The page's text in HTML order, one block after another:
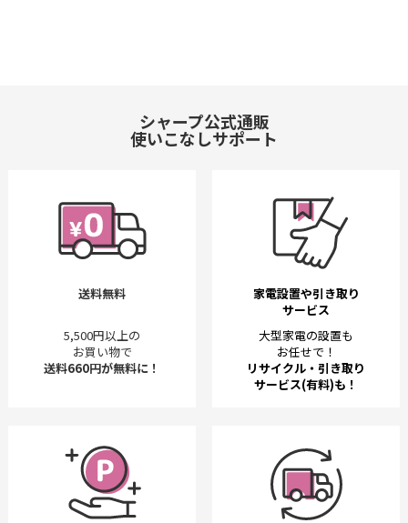
シャープ公式通販
使いこなしサポート
送料無料
5,500円以上の
お買い物で
送料660円が無料に！
家電設置や引き取り
サービス
大型家電の設置も
お任せで！
リサイクル・引き取り
サービス(有料)も！